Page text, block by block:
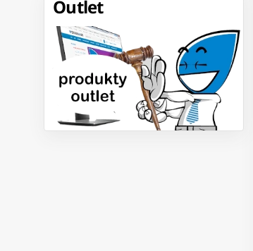
Outlet